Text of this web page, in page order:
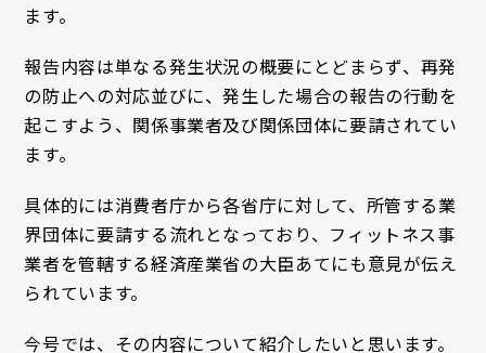
ます。
報告内容は単なる発生状況の概要にとどまらず、 再発
の防止への対応並びに、発生した場合の報告の行動を
起こすよう、 関係事業者及び関係団体に要請されてい
ます。
具体的には消費者庁から各省庁に対して、所管する業
界団体に要請する流れとなっており、 フィットネス事
業者を管轄する経済産業省の大臣あてにも意見が伝え
られています。
今号では、その内容について紹介したいと思います。